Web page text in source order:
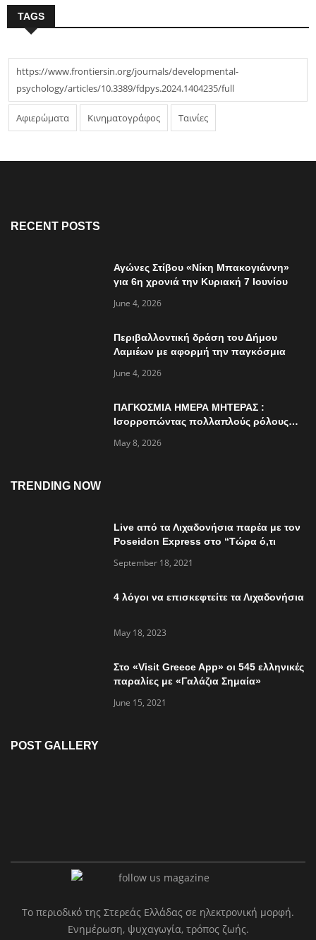
TAGS
https://www.frontiersin.org/journals/developmental-
psychology/articles/10.3389/fdpys.2024.1404235/full
Αφιερώματα Κινηματογράφος Ταινίες
RECENT POSTS
Αγώνες Στίβου «Νίκη Μπακογιάννη»
για 6η χρονιά την Κυριακή 7 Ιουνίου
June 4, 2026
Περιβαλλοντική δράση του Δήμου
Λαμιέων με αφορμή την παγκόσμια
June 4, 2026
ΠΑΓΚΟΣΜΙΑ ΗΜΕΡΑ ΜΗΤΕΡΑΣ :
Ισορροπώντας πολλαπλούς ρόλους…
May 8, 2026
TRENDING NOW
Live από τα Λιχαδονήσια παρέα με τον
Poseidon Express στο “Τώρα ό,τι
September 18, 2021
4 λόγοι να επισκεφτείτε τα Λιχαδονήσια
May 18, 2023
Στο «Visit Greece App» οι 545 ελληνικές
παραλίες με «Γαλάζια Σημαία»
June 15, 2021
POST GALLERY
Το περιοδικό της Στερεάς Ελλάδας σε ηλεκτρονική μορφή.
Ενημέρωση, ψυχαγωγία, τρόπος ζωής.